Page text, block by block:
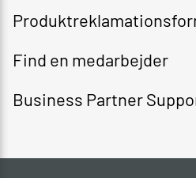
Find en medarbejder​
Business Partner